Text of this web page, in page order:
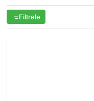
alımları, etkin ve sonuç
itibariyle 90'ı aşkın
Filtrele